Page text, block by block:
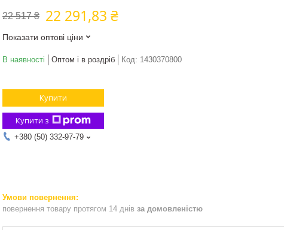
22 517 ₴ 22 291,83 ₴
Показати оптові ціни
В наявності Оптом і в роздріб Код: 1430370800
Купити
Купити з
+380 (50) 332-97-79
повернення товару протягом 14 днів за домовленістю